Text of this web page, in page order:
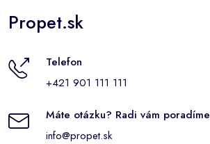
Propet.sk
Telefon
+421 901 111 111
Máte otázku? Radi vám poradíme
info@propet.sk